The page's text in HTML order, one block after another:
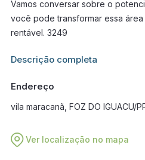
Vamos conversar sobre o
você pode transformar essa
rentável. 3249
Informações adicionais sobre
Descrição completa
Endereço
vila maracanã, FOZ DO IGUACU/
Ver localização no mapa